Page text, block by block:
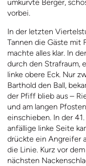
umkurvte Berger,
vorbei.
In der letzten
Tannen die Gäste mit
machte alles klar. In
durch den Strafraum,
linke obere Eck. Nur
Barthold den Ball,
der Pfiff blieb aus –
und am langen
einschieben. In der
anfällige linke Seite
drückte ein Angreifer
die Linie. Kurz vor
nächsten